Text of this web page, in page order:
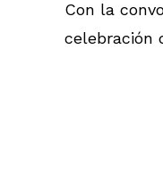
Con la
celebración